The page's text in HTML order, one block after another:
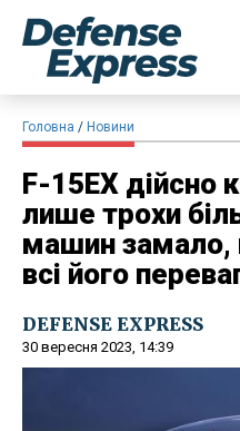
Головна Новини
F-15EX дійсно
лише трохи
машин замало,
всі його
DEFENSE EXPRESS
30 вересня 2023, 14:39